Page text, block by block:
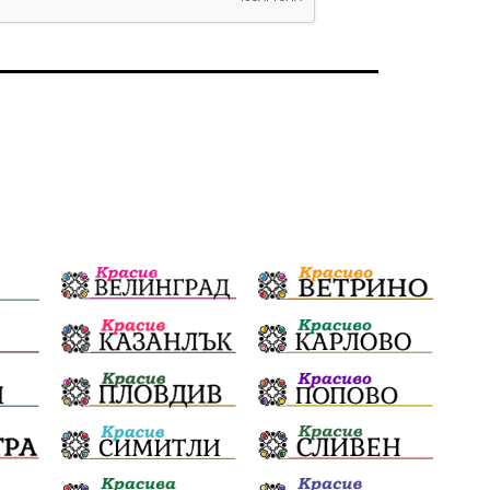
досъдебно производство Добро дело
Благотворителност Апостол Апостолов
домашно насилие фолклор
безопасност ГДБОП Проверки